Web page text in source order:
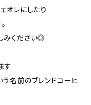
オレにしたり
みください◎
す
名前のブレンドコーヒ